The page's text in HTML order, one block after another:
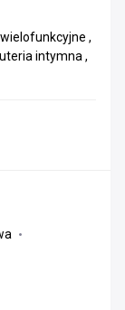
,
intymna ,